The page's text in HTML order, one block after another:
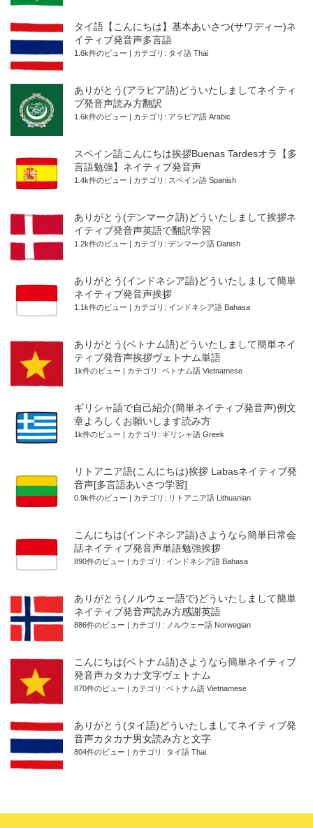
タイ語【こんにちは】基本あいさつ(サワディー)ネ
イティブ発音声多言語
1.6k件のビュー カテゴリ: タイ語 Thai
ありがとう(アラビア語)どういたしましてネイティ
ブ発音声読み方翻訳
1.6k件のビュー カテゴリ: アラビア語 Arabic
スペイン語こんにちは挨拶Buenas Tardesオラ【多
言語勉強】ネイティブ発音声
1.4k件のビュー カテゴリ: スペイン語 Spanish
ありがとう(デンマーク語)どういたしまして挨拶ネ
イティブ発音声英語で翻訳学習
1.2k件のビュー カテゴリ: デンマーク語 Danish
ありがとう(インドネシア語)どういたしまして簡単
ネイティブ発音声挨拶
1.1k件のビュー カテゴリ: インドネシア語 Bahasa
ありがとう(ベトナム語)どういたしまして簡単ネイ
ティブ発音声挨拶ヴェトナム単語
1k件のビュー カテゴリ: ベトナム語 Vietnamese
ギリシャ語で自己紹介(簡単ネイティブ発音声)例文
章よろしくお願いします読み方
1k件のビュー カテゴリ: ギリシャ語 Greek
リトアニア語(こんにちは)挨拶 Labasネイティブ発
音声[多言語あいさつ学習]
0.9k件のビュー カテゴリ: リトアニア語 Lithuanian
こんにちは(インドネシア語)さようなら簡単日常会
話ネイティブ発音声単語勉強挨拶
890件のビュー カテゴリ: インドネシア語 Bahasa
ありがとう(ノルウェー語で)どういたしまして簡単
ネイティブ発音声読み方感謝英語
886件のビュー カテゴリ: ノルウェー語 Norwegian
こんにちは(ベトナム語)さようなら簡単ネイティブ
発音声カタカナ文字ヴェトナム
870件のビュー カテゴリ: ベトナム語 Vietnamese
ありがとう(タイ語)どういたしましてネイティブ発
音声カタカナ男女読み方と文字
804件のビュー カテゴリ: タイ語 Thai